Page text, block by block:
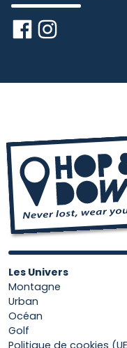
Les Univers
Montagne
Urban
Océan
Golf